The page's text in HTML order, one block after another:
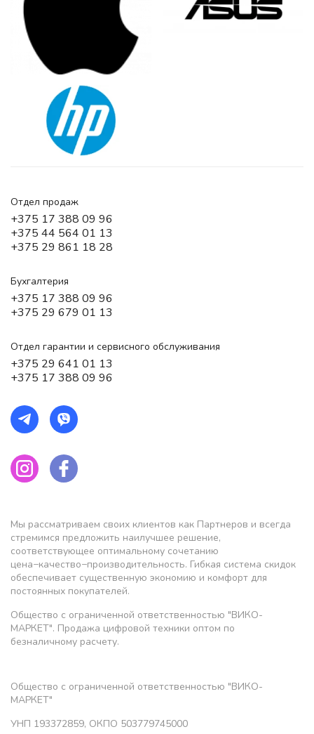
Отдел продаж
+375 17 388 09 96
+375 44 564 01 13
+375 29 861 18 28
Бухгалтерия
+375 17 388 09 96
+375 29 679 01 13
Отдел гарантии и сервисного обслуживания
+375 29 641 01 13
+375 17 388 09 96
Мы рассматриваем своих клиентов как Партнеров и всегда
стремимся предложить наилучшее решение,
соответствующее оптимальному сочетанию
цена−качество−производительность. Гибкая система скидок
обеспечивает существенную экономию и комфорт для
постоянных покупателей.
Общество с ограниченной ответственностью "ВИКО-
МАРКЕТ". Продажа цифровой техники оптом по
безналичному расчету.
Общество с ограниченной ответственностью "ВИКО-
МАРКЕТ"
УНП 193372859, ОКПО 503779745000